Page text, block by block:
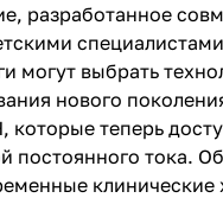
разработанное
могут выбрать
нового
которые теперь
постоянного тока.
клинические